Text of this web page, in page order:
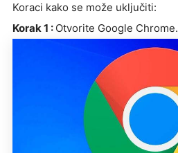
Koraci kako se može uključiti:
Korak 1 : Otvorite Google Chrome.